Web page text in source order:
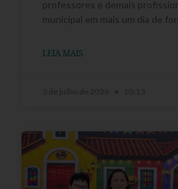
professores e demais
municipal em mais um dia de
LEIA MAIS